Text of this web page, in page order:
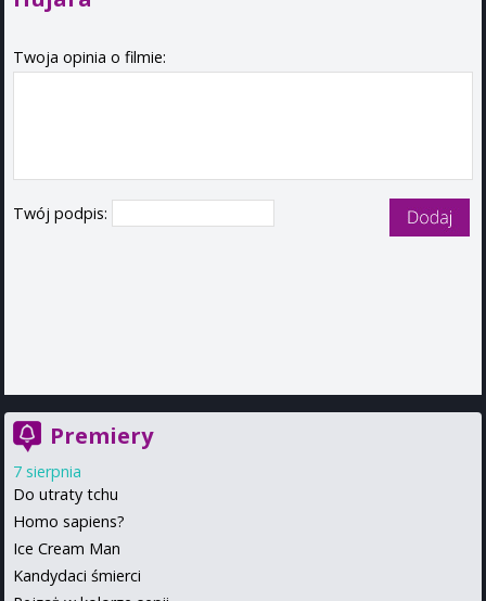
Twoja opinia o filmie:
Twój podpis:
Premiery
7 sierpnia
Do utraty tchu
Homo sapiens?
Ice Cream Man
Kandydaci śmierci